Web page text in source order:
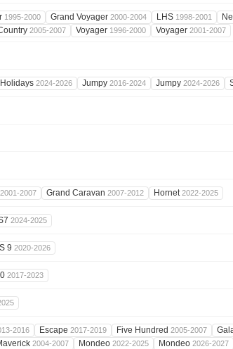
1995-2000 Grand Voyager 2000-2004 LHS 1998-2001
2005-2007 Voyager 1996-2000 Voyager 2001-2007
Holidays 2024-2026 Jumpy 2016-2024 Jumpy 2024-2026
2001-2007 Grand Caravan 2007-2012 Hornet2022-2025
2024-2025
9 2020-2026
2017-2023
2016 Escape 2017-2019 Five Hundred 2005-2007
2004-2007 Mondeo 2022-2025 Mondeo 2026-2027